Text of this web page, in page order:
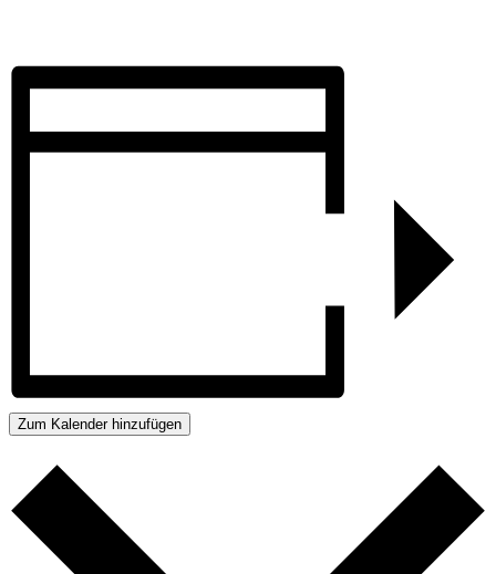
Zum Kalender hinzufügen